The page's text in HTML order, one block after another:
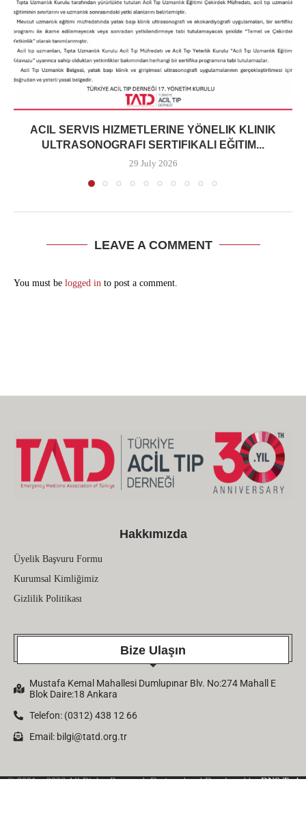
ACIL SERVIS HIZMETLERINE YÖNELIK KLINIK
ULTRASONOGRAFI SERTIFIKALI EĞITIM...
29 July 2026
LEAVE A COMMENT
You must be logged in to post a comment.
Hakkımızda
Üyelik Başvuru Formu
Kurumsal Kimliğimiz
Gizlilik Politikası
Bize Ulaşın
Mustafa Kemal Mahallesi Dumlupınar Blv. No:274 Mahall E
Blok Daire:18 Ankara
Telefon: (0312) 438 12 66
Email: bilgi@tatd.org.tr
© 2021 – 2026 All Rights Reserved. Designed and Developed byDNS Tech